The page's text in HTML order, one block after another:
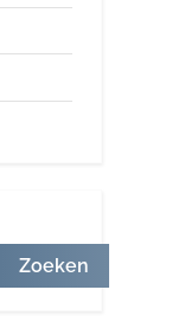
Zoeken